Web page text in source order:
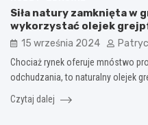
Siła natury zamknięta w
wykorzystać olejek
15 września 2024
Chociaż rynek oferuje mnóstwo
odchudzania, to naturalny olejek
Czytaj dalej